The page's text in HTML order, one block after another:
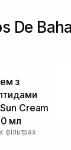
De
з
Cream
мл
фільтрах